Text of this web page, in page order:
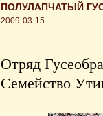
ПОЛУЛАПЧАТЫЙ ГУСЬ
2009-03-15
Отряд
Семейство